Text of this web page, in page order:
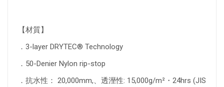
【材質】
．3-layer DRYTEC® Technology
．50-Denier Nylon rip-stop
．抗水性： 20,000mm,、透溼性: 15,000g/m²・24hrs (JIS